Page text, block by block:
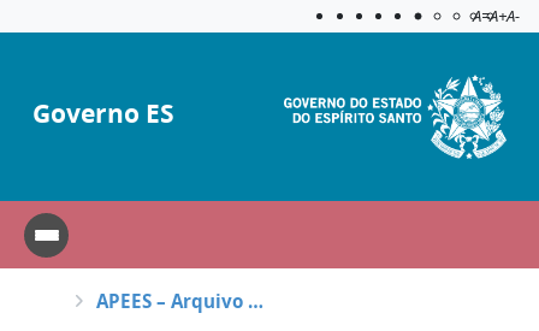
Aplicar
A=A+A-
Governo ES
APEES – Arquivo Público do Estado do Espírito Santo